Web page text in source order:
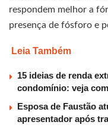
respondem melhor a
presença de fósforo e
Leia Também
15 ideias de renda
condomínio: veja
Esposa de Faustão
apresentador após